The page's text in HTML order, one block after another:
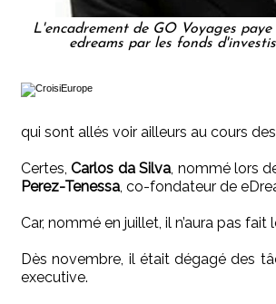
L'encadrement de GO Voyages
edreams par les fonds
qui sont allés voir ailleurs au cours
Certes,Carlos da Silva, nommé lors
Perez-Tenessa, co-fondateur de
Car, nommé en juillet, il n’aura pas
Dès novembre, il était dégagé des
executive.